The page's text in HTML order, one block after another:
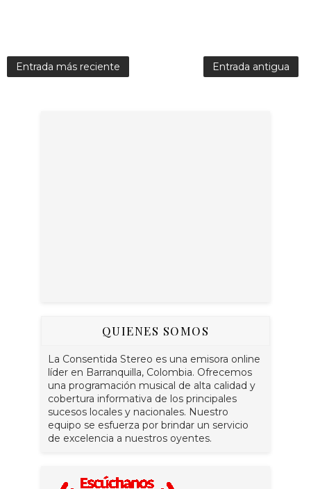
Entrada más reciente Entrada antigua
QUIENES SOMOS
La Consentida Stereo es una emisora online
líder en Barranquilla, Colombia. Ofrecemos
una programación musical de alta calidad y
cobertura informativa de los principales
sucesos locales y nacionales. Nuestro
equipo se esfuerza por brindar un servicio
de excelencia a nuestros oyentes.